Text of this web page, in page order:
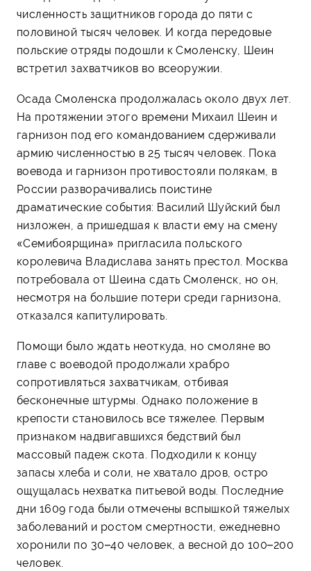
численность защитников города до пяти с
половиной тысяч человек. И когда передовые
польские отряды подошли к Смоленску, Шеин
встретил захватчиков во всеоружии.
Осада Смоленска продолжалась около двух лет.
На протяжении этого времени Михаил Шеин и
гарнизон под его командованием сдерживали
армию численностью в 25 тысяч человек. Пока
воевода и гарнизон противостояли полякам, в
России разворачивались поистине
драматические события: Василий Шуйский был
низложен, а пришедшая к власти ему на смену
«Семибоярщина» пригласила польского
королевича Владислава занять престол. Москва
потребовала от Шеина сдать Смоленск, но он,
несмотря на большие потери среди гарнизона,
отказался капитулировать.
Помощи было ждать неоткуда, но смоляне во
главе с воеводой продолжали храбро
сопротивляться захватчикам, отбивая
бесконечные штурмы. Однако положение в
крепости становилось все тяжелее. Первым
признаком надвигавшихся бедствий был
массовый падеж скота. Подходили к концу
запасы хлеба и соли, не хватало дров, остро
ощущалась нехватка питьевой воды. Последние
дни 1609 года были отмечены вспышкой тяжелых
заболеваний и ростом смертности, ежедневно
хоронили по 30–40 человек, а весной до 100–200
человек.